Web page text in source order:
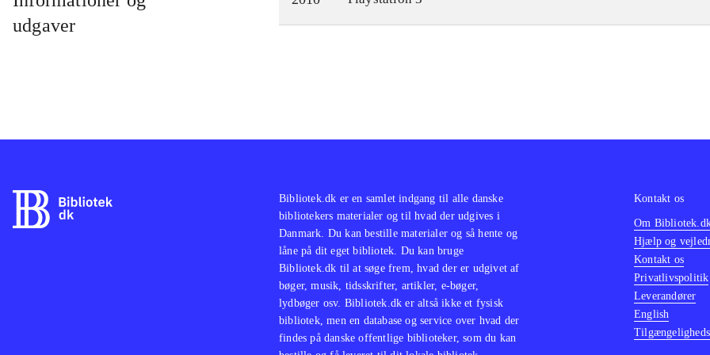
overraskelser, men stadig masser af underholdning
.
udgaver
Bibliotek.dk er en samlet indgang til alle danske
bibliotekers materialer og til hvad der udgives i
Danmark. Du kan bestille materialer og så hente og
låne på dit eget bibliotek. Du kan bruge
Bibliotek.dk til at søge frem, hvad der er udgivet af
bøger, musik, tidsskrifter, artikler, e-bøger,
lydbøger osv. Bibliotek.dk er altså ikke et fysisk
bibliotek, men en database og service over hvad der
findes på danske offentlige biblioteker, som du kan
Kontakt os
Om
Hjælp og
Kontakt os
Privatlivspolitik
Leverandører
English